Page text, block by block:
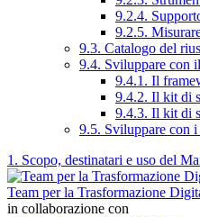
9.2.4.
9.2.5.
9.3. Catalogo del
9.4. Sviluppare con
9.4.1. Il
9.4.2. Il kit di
9.4.3. Il kit di
9.5. Sviluppare con
1. Scopo, destinatari e uso del
Team per la Trasformazione
in collaborazione con